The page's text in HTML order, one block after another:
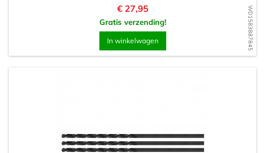
WD1583887845
Prijs
€ 27,95
Gratis verzending!
In winkelwagen